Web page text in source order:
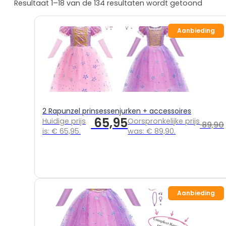
Assepoester
Ariël
Belle
Doornroosje
Rapunzel
Frozen overzicht
Elsa
Zeemeermin
Resultaat 1–18 van de 134 resultaten wordt getoond
2 Rapunzel prinsessenjurken + accessoires
89,90
Oorspronkelijke prijs
was: € 89,90.
65,95
Huidige prijs
is: € 65,95.
Aanbieding
Aanbieding